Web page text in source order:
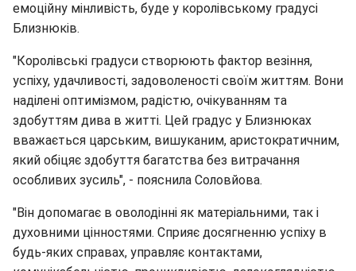
емоційну мінливість, буде у королівському градусі
Близнюків.
"Королівські градуси створюють фактор везіння,
успіху, удачливості, задоволеності своїм життям. Вони
наділені оптимізмом, радістю, очікуванням та
здобуттям дива в житті. Цей градус у Близнюках️
вважається царським, вишуканим, аристократичним,
який обіцяє здобуття багатства без витрачання
особливих зусиль", - пояснила Соловйова.
"Він допомагає в оволодінні як матеріальними, так і
духовними цінностями. Сприяє досягненню успіху в
будь-яких справах, управляє контактами,